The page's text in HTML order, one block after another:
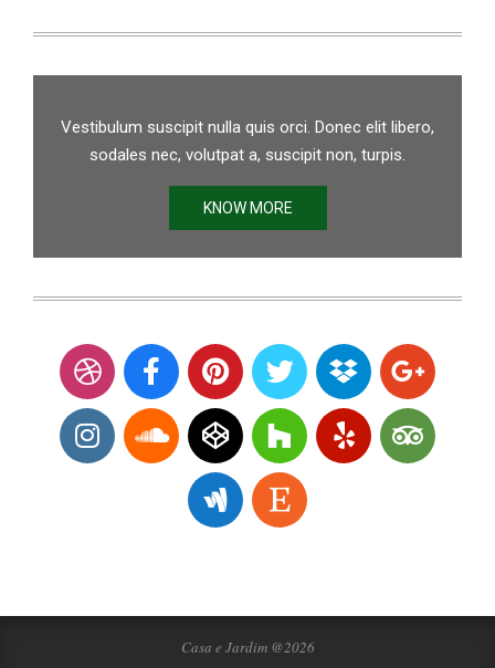
Vestibulum suscipit nulla quis orci. Donec elit libero,
sodales nec, volutpat a, suscipit non, turpis.
KNOW MORE
Casa e Jardim @2026